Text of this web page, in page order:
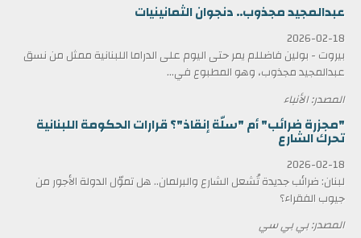
عبدالمجيد مجذوب.. دنجوان الثمانينيات
2026-02-18
بيروت - بولين فاضللم يمر حتى اليوم على الدراما اللبنانية ممثل من نسق
عبدالمجيد مجذوب، وهو المطبوع في...
المصدر: الأنباء
"مجزرة ضرائب" أم "سلّة إنقاذ"؟ قرارات الحكومة اللبنانية
تحرك الشارع
2026-02-18
لبنان: ضرائب جديدة تُشعل الشارع والبرلمان.. هل تموّل الدولة الأجور من
جيوب الفقراء؟
المصدر: بي بي سي